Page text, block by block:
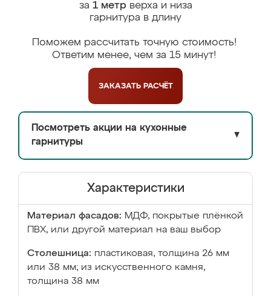
за 1 метрверха и низа
гарнитура в длину
Поможем рассчитать точную стоимость!
Ответим менее, чем за 15 минут!
ЗАКАЗАТЬ РАСЧЁТ
Посмотреть акции на кухонные
гарнитуры
▼
Характеристики
Материал фасадов: МДФ, покрытые плёнкой
ПВХ, или другой материал на ваш выбор
Столешница: пластиковая, толщина 26 мм
или 38 мм; из искусственного камня,
толщина 38 мм